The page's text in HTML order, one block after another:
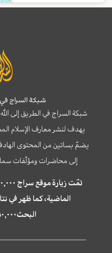
شبكة السراج في
شبكة السراج في الطريق إلى
يهدف لنشر معارف الإسلام
يضمّ بساتين من المحتوى
إلى محاضرات ومؤلّفات
الماضية، كما ظهر في
البحث٢٢,٢٩٠,٠٠٠ مرّة.